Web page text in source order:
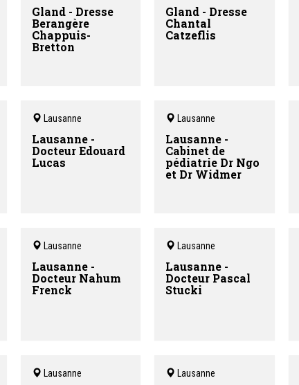
Gland - Dresse
Berangère
Chappuis-
Bretton
Gland - Dresse
Chantal
Catzeflis
Lausanne
Lausanne -
Docteur Edouard
Lucas
Lausanne
Lausanne -
Cabinet de
pédiatrie Dr Ngo
et Dr Widmer
Lausanne
Lausanne -
Docteur Nahum
Frenck
Lausanne
Lausanne -
Docteur Pascal
Stucki
Lausanne Lausanne